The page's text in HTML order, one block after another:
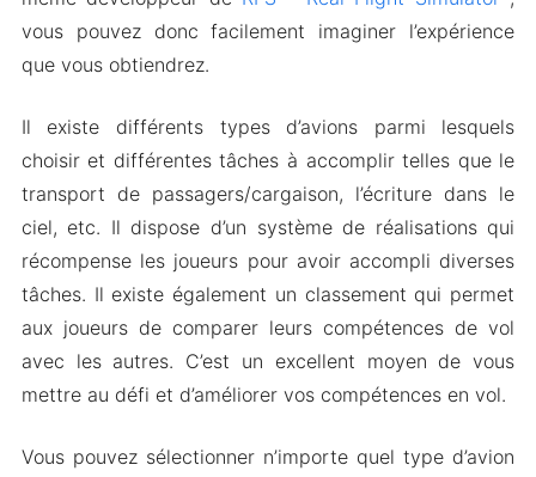
Caractéristiques du Module
Téléchargez Airline Commander MOD Apk pour
vous pouvez donc facilement imaginer l’expérience
que vous obtiendrez.
Il existe différents types d’avions parmi lesquels
choisir et différentes tâches à accomplir telles que le
transport de passagers/cargaison, l’écriture dans le
ciel, etc. Il dispose d’un système de réalisations qui
récompense les joueurs pour avoir accompli diverses
tâches. Il existe également un classement qui permet
aux joueurs de comparer leurs compétences de vol
avec les autres. C’est un excellent moyen de vous
mettre au défi et d’améliorer vos compétences en vol.
Vous pouvez sélectionner n’importe quel type d’avion